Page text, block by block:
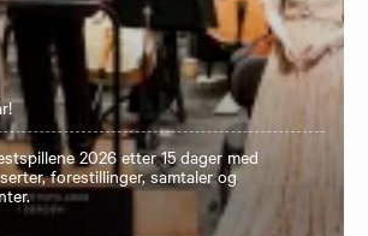
2026 etter 15 dager med
forestillinger, samtaler og